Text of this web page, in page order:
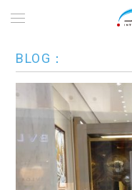
BLOG：